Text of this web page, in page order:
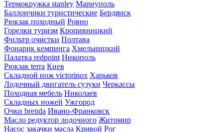
Термокружка stanley Мариуполь
Баллончики туристические Бердянск
Рюкзак походный Ровно
Горелки туризм Кропивницкий
Фильтр очистки Полтава
Фонарик кемпинга Хмельницкий
Палатка redpoint Никополь
Рюкзак terra Киев
Складной нож victorinox Харьков
Лодочный двигатель сузуки Черкассы
Походная мебель Николаев
Складных ножей Ужгород
Очки brenda Ивано-Франковск
Масло редуктор лодочного Житомир
Насос закачки масла Кривой Рог